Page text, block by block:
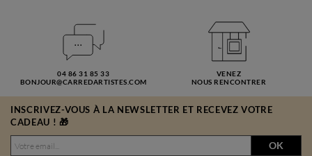
04 86 31 85 33
BONJOUR@CARREDARTISTES.COM
VENEZ
NOUS RENCONTRER
INSCRIVEZ-VOUS À LA NEWSLETTER ET RECEVEZ VOTRE
CADEAU ! 🎁
OK